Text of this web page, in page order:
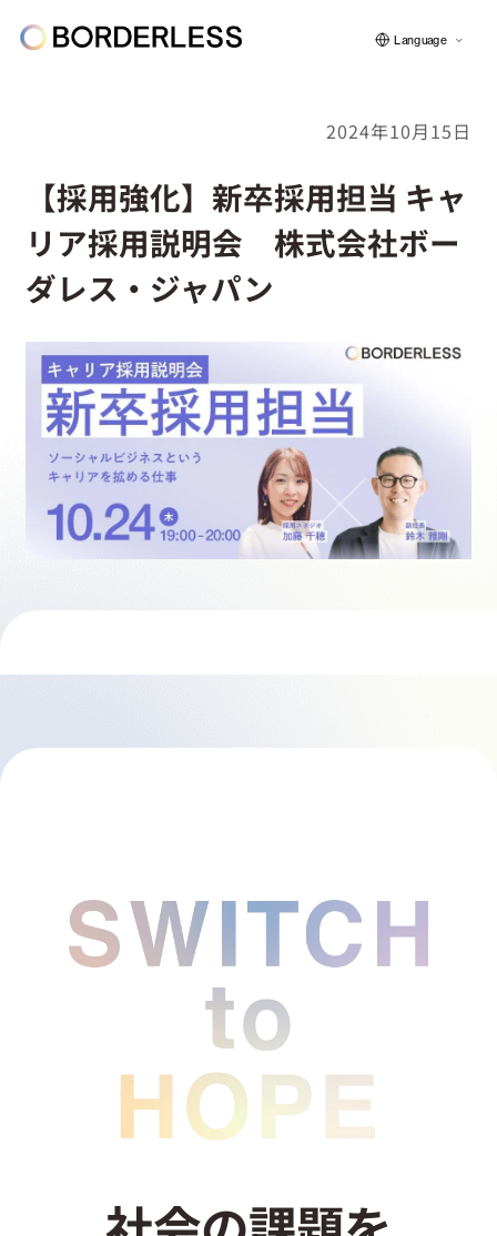
ボーダレスについて
グループの仕組み
ソーシャルビジネス
フェロー紹介
採用情報
プレスルーム
Language
2024年10月15日
【採用強化】新卒採用担当 キャ
リア採用説明会 株式会社ボー
ダレス・ジャパン